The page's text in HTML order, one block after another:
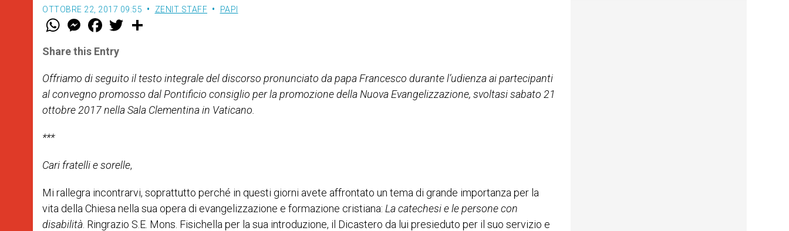
OTTOBRE 22, 2017 09:55 ZENIT STAFF PAPI
W
t
s
p
p
M
e
s
e
g
e
r
F
a
e
b
o
k
w
r
Share this Entry
Offriamo di seguito il testo integrale del discorso pronunciato da papa Francesco durante l’udienza ai partecipanti
al convegno promosso dal Pontificio consiglio per la promozione della Nuova Evangelizzazione, svoltasisabato 21
ottobre 2017nella Sala Clementina in Vaticano.
***
Cari fratelli e sorelle,
Mi rallegra incontrarvi, soprattutto perché in questi giorni avete affrontato un tema di grande importanza per la
vita della Chiesa nella sua opera di evangelizzazione e formazione cristiana: La catechesi e le persone con
disabilità . Ringrazio S.E. Mons. Fisichella per la sua introduzione, il Dicastero da lui presieduto per il suo servizio e